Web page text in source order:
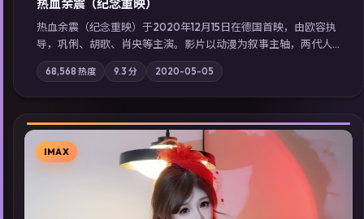
热血余震（纪念重映）
热血余震（纪念重映）于2020年12月15日在德国首映，由欧容执
导，巩俐、胡歌、肖央等主演。影片以动漫为叙事主轴，两代人
的执念在暴风雨夜正面相撞；摄影与配乐强化地域气质；站内亦
可通过「国产免费观看高清电视剧在线看」延展检索同类型高分
佳作，畅享高清在线追剧体验。
68,568 热度 9.3 分 2020-05-05
IMAX